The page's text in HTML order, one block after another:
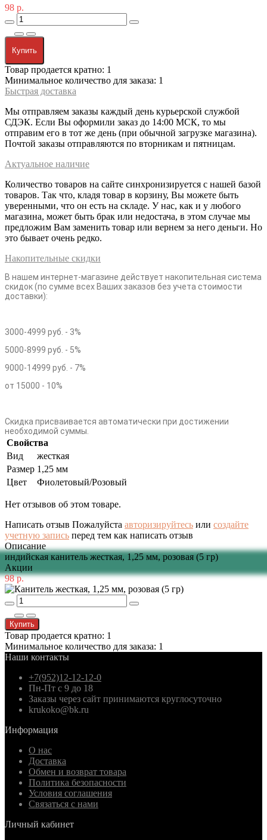
98 р.
Купить
Товар продается кратно: 1
Минимальное количество для заказа: 1
Быстрая доставка
Мы отправляем заказы каждый день курьерской службой
СДЭК. Если Вы оформили заказ до 14:00 МСК, то мы
отправим его в тот же день (при обычной загрузке магазина).
Почтой заказы отправляются по вторникам и пятницам.
Актуальное наличие
Количество товаров на сайте синхронизируется с нашей базой
товаров. Так что, кладя товар в корзину, Вы можете быть
уверенными, что он есть на складе. У нас, как и у любого
магазина, может быть брак или недостача, в этом случае мы
предложим Вам заменить товар или вернем за него деньги. Но
это бывает очень редко.
Накопительные скидки
В нашем интернет-магазине действует накопительная система
скидок (по сумме всех Ваших заказов без учета стоимости
доставки):
3000-4999 руб. - 3%
5000-8999 руб. - 5%
9000-14999 руб. - 7%
от 15000 - 10%
Скидка присваивается автоматически при достижении
необходимой суммы.
Свойства
Вид
жесткая
Размер 1,25 мм
Цвет
Фиолетовый/Розовый
Нет отзывов об этом товаре.
Написать отзыв Пожалуйста авторизируйтесь или создайте
учетную запись перед тем как написать отзыв
Описание
индийская канитель жесткая, 1,25 мм, розовая (5 гр)
Акции
98 р.
Купить
Товар продается кратно: 1
Минимальное количество для заказа: 1
Наши контакты
+7(952)12-12-12-0
Пн-Пт с 9 до 18
Заказы через сайт принимаются круглосуточно
krukoko@bk.ru
Информация
О нас
Доставка
Обмен и возврат товара
Политика безопасности
Условия соглашения
Связаться с нами
Личный кабинет